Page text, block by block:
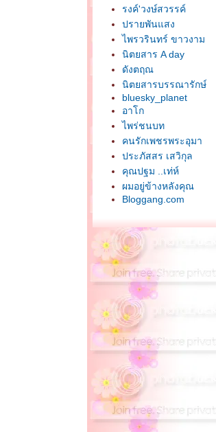
รงค์'วงษ์สวรรค์
ปรายพันแสง
ไพรวรินทร์ ขาวงาม
นิตยสาร A day
ดังตฤณ
นิตยสารบรรณารักษ์
bluesky_planet
อาโก
ไพร่ชนบท
คนรักเพชรพระอุมา
ประภัสสร เสวิกุล
คุณปฐม ..เท่ห์
ผมอยู่ข้างหลังคุณ
Bloggang.com